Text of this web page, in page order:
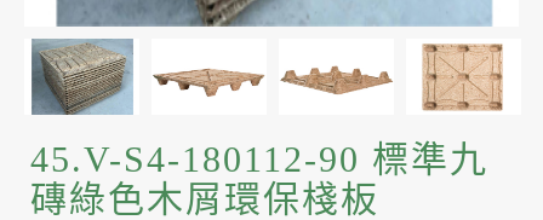
45.V-S4-180112-90 標準九
磚綠色木屑環保棧板